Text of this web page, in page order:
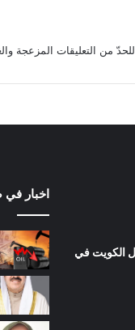
الكويت في
اخبار في